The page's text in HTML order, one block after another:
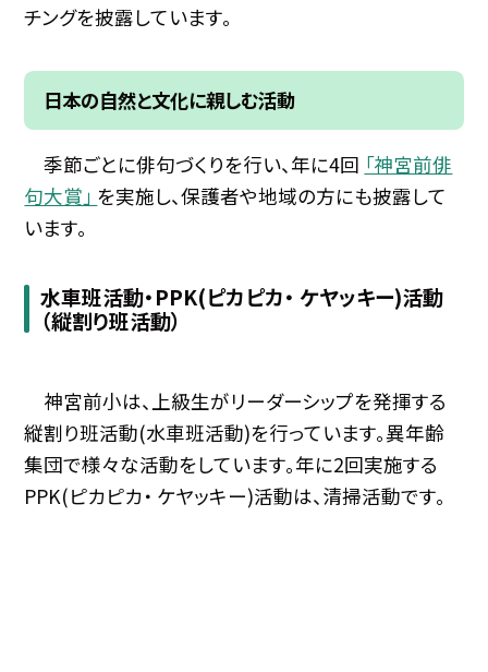
チングを披露しています。
日本の自然と文化に親しむ活動
季節ごとに俳句づくりを行い、年に4回 「神宮前俳
句大賞」 を実施し、保護者や地域の方にも披露して
います。
水車班活動・PPK(ピカピカ・ ケヤッキー)活動
（縦割り班活動）
神宮前小は、上級生がリーダーシップを発揮する
縦割り班活動(水車班活動)を行っています。異年齢
集団で様々な活動をしています。年に2回実施する
PPK(ピカピカ・ ケヤッキー)活動は、清掃活動です。